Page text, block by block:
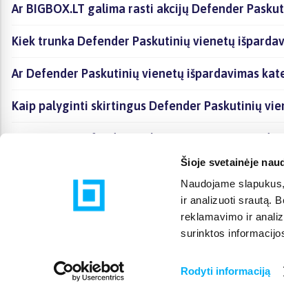
Šioje svetainėje
Naudojame
ir analizuoti srautą.
reklamavimo ir
surinktos
Rodyti informaciją
Ar BIGBOX.LT galima rasti akcijų Defender
Kiek trunka Defender Paskutinių vienetų
Ar Defender Paskutinių vienetų išpardavimas
Kaip palyginti skirtingus Defender Paskutinių
Kaip įsigyti Defender Paskutinių vienetų